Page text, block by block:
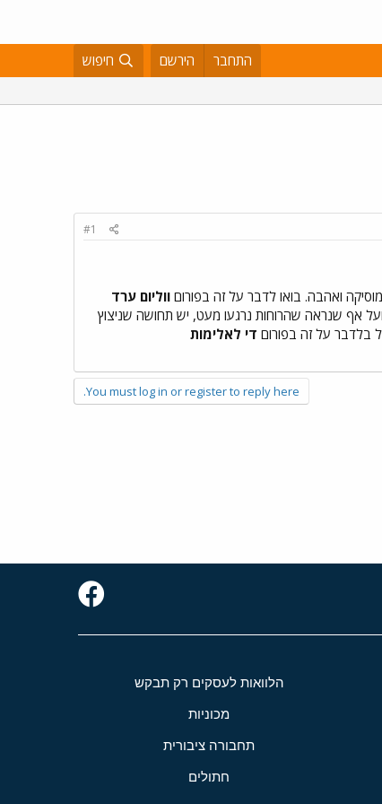
התחבר הירשם חיפוש
#1
ווליום ערד
אף שנראה שהרוחות נרגעו מעט, יש תחושה שניצוץ
בלדבר על זה בפורום די לאלימות
You must log in or register to reply here.
הלוואות לעסקים רק תבקש
מכוניות
תחבורה ציבורית
חתולים